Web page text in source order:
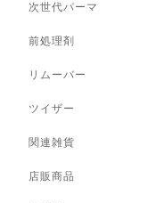
次世代パーマ
前処理剤
リムーバー
ツイザー
関連雑貨
店販商品